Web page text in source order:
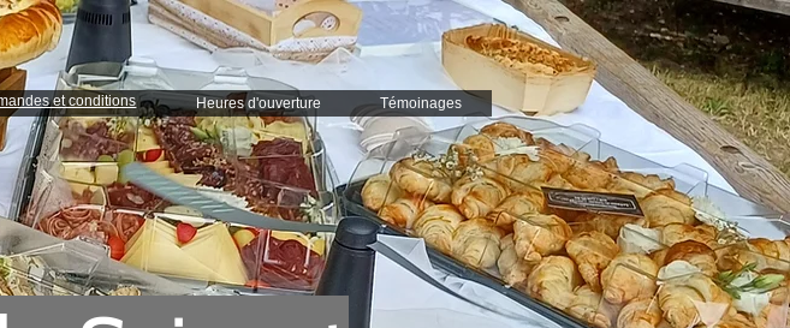
et conditions Heures d'ouverture Témoinages